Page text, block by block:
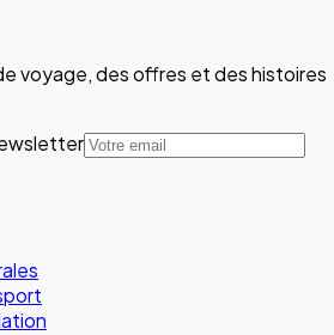
voyage, des offres et des histoires